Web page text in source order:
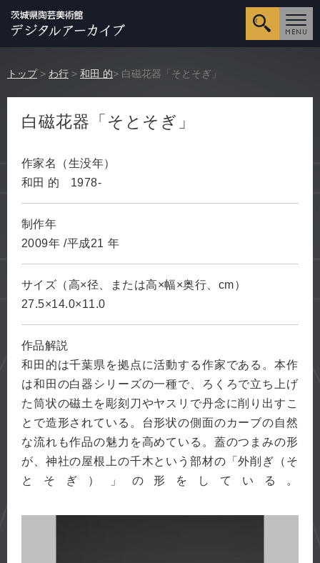
詳細検
トップ > わ行 > 和田 的> 白磁花器「そとそぎ」
白磁花器「そとそぎ」
作家名（生没年）
和田 的
1978-
制作年
2009年 /平成21 年
サイズ（高×径、または高×幅×奥行、cm）
27.5×14.0×11.0
作品解説
和田的は千葉県を拠点に活動する作家である。本作
は和田の白器シリーズの一種で、ろくろで立ち上げ
た筒状の磁土を彫刻刀やヤスリで丹念に削り出すこ
とで造形されている。台形状の側面のカーブの自然
な流れも作品の魅力を高めている。蓋のつまみの形
が、神社の屋根上の千木という部材の「外削ぎ（そ
とそぎ）」の形をしている。